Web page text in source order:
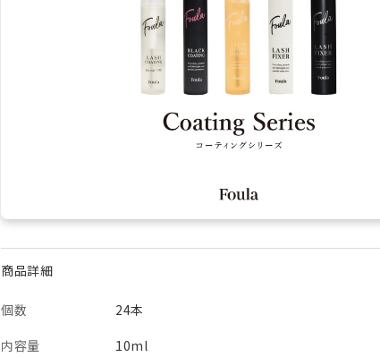
商品詳細
個数
24本
内容量
10ml